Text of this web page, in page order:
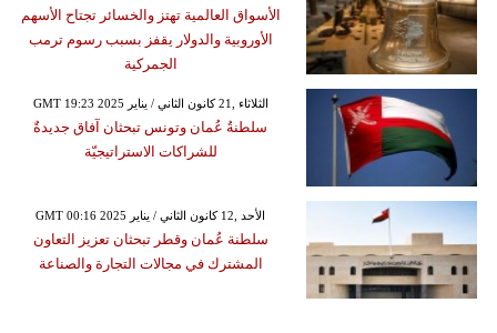
الأسواق العالمية تهتز والخسائر تجتاح الأسهم
الأوروبية والدولار يقفز بسبب رسوم ترمب
الجمركية
GMT 19:23 2025 الثلاثاء ,21 كانون الثاني / يناير
سلطنةُ عُمان وتونس تبحثان آفاق جديدةٌ
للشراكات الاستراتيجيّة
GMT 00:16 2025 الأحد ,12 كانون الثاني / يناير
سلطنة عُمان وقطر تبحثان تعزيز التعاون
المشترك في مجالات التجارة والصناعة